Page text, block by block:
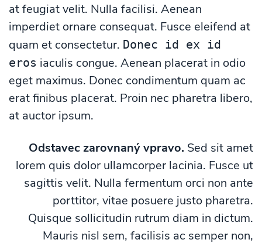
at feugiat velit. Nulla facilisi. Aenean
imperdiet ornare consequat. Fusce eleifend at
quam et consectetur. Donec id ex id
eros iaculis congue. Aenean placerat in odio
eget maximus. Donec condimentum quam ac
erat finibus placerat. Proin nec pharetra libero,
at auctor ipsum.
Odstavec zarovnaný vpravo. Sed sit amet
lorem quis dolor ullamcorper lacinia. Fusce ut
sagittis velit. Nulla fermentum orci non ante
porttitor, vitae posuere justo pharetra.
Quisque sollicitudin rutrum diam in dictum.
Mauris nisl sem, facilisis ac semper non,